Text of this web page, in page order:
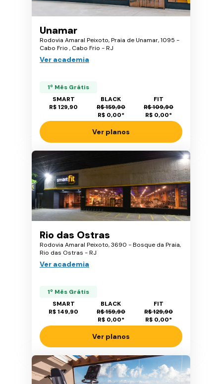
Unamar
Rodovia Amaral Peixoto, Praia de Unamar, 1095 -
Cabo Frio , Cabo Frio - RJ
Ver academia
1º Mês Grátis
SMART
R$ 129,90
BLACK
R$ 159,90
R$ 0,00*
FIT
R$ 109,90
R$ 0,00*
Ver planos
Rio das Ostras
Rodovia Amaral Peixoto, 3690 - Bosque da Praia,
Rio das Ostras - RJ
Ver academia
1º Mês Grátis
SMART
R$ 149,90
BLACK
R$ 159,90
R$ 0,00*
FIT
R$ 129,90
R$ 0,00*
Ver planos